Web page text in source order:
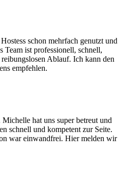
schon mehrfach genutzt und
Team ist professionell, schnell,
Ablauf. Ich kann den
empfehlen.
hat uns super betreut und
schnell und kompetent zur Seite.
war einwandfrei. Hier melden wir